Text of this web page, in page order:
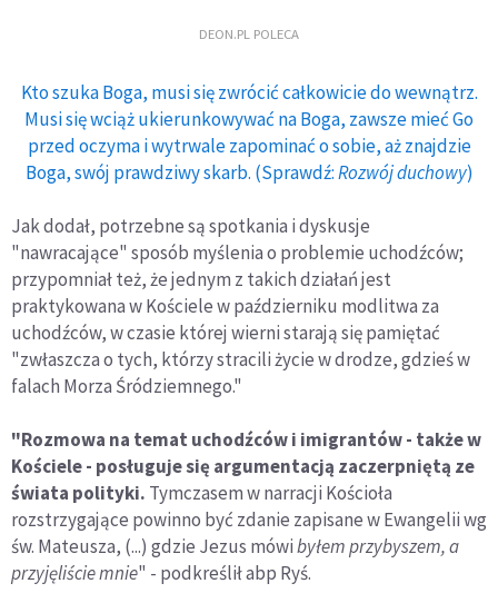
DEON.PL POLECA
Kto szuka Boga, musi się zwrócić całkowicie do wewnątrz.
Musi się wciąż ukierunkowywać na Boga, zawsze mieć Go
przed oczyma i wytrwale zapominać o sobie, aż znajdzie
Boga, swój prawdziwy skarb. (Sprawdź:Rozwój duchowy)
Jak dodał, potrzebne są spotkania i dyskusje
"nawracające" sposób myślenia o problemie uchodźców;
przypomniał też, że jednym z takich działań jest
praktykowana w Kościele w październiku modlitwa za
uchodźców, w czasie której wierni starają się pamiętać
"zwłaszcza o tych, którzy stracili życie w drodze, gdzieś w
falach Morza Śródziemnego."
"Rozmowa na temat uchodźców i imigrantów - także w
Kościele - posługuje się argumentacją zaczerpniętą ze
świata polityki. Tymczasem w narracji Kościoła
rozstrzygające powinno być zdanie zapisane w Ewangelii wg
św. Mateusza, (...) gdzie Jezus mówibyłem przybyszem, a
przyjęliście mnie" - podkreślił abp Ryś.